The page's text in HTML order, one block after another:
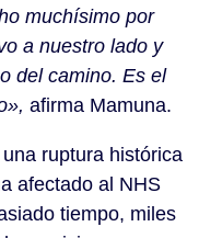
muchísimo por
a nuestro lado y
del camino. Es el
afirma Mamuna.
ruptura histórica
afectado al NHS
tiempo, miles